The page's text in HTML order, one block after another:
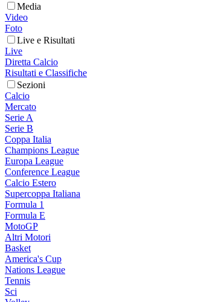
Media
Video
Foto
Live e Risultati
Live
Diretta Calcio
Risultati e Classifiche
Sezioni
Calcio
Mercato
Serie A
Serie B
Coppa Italia
Champions League
Europa League
Conference League
Calcio Estero
Supercoppa Italiana
Formula 1
Formula E
MotoGP
Altri Motori
Basket
America's Cup
Nations League
Tennis
Sci